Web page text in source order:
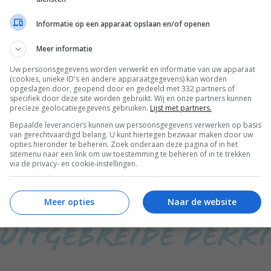
van een doorlopende reisverzekering is de
gedekt ben, ongeacht hoe vaak ik reis, geeft
het afsluiten van een nieuwe verzekering voor
zorgt ervoor dat ik me volledig kan
me zorgen te maken over verzekeringen. Da’s
Informatie op een apparaat opslaan en/of openen
Meer informatie
Uw persoonsgegevens worden verwerkt en informatie van uw apparaat
(cookies, unieke ID's en andere apparaatgegevens) kan worden
opgeslagen door, geopend door en gedeeld met 332 partners of
specifiek door deze site worden gebruikt. Wij en onze partners kunnen
precieze geolocatiegegevens gebruiken. Lijst met partners.
Bepaalde leveranciers kunnen uw persoonsgegevens verwerken op basis
van gerechtvaardigd belang. U kunt hiertegen bezwaar maken door uw
opties hieronder te beheren. Zoek onderaan deze pagina of in het
sitemenu naar een link om uw toestemming te beheren of in te trekken
via de privacy- en cookie-instellingen.
Naar de website
Meer opties